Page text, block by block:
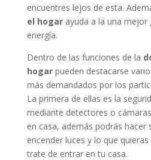
encuentres lejos de esta.
el hogarayuda a la una mejor
energía.
Dentro de las funciones de la
hogarpueden destacarse
más demandados por los
La primera de ellas es la
mediante detectores o
en casa, además podrás hacer
encender luces y lo que
trate de entrar en tu casa.